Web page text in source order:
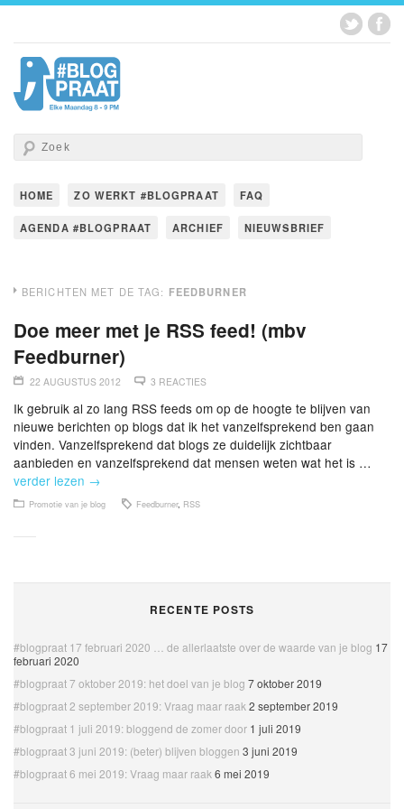
HOME ZO WERKT #BLOGPRAAT FAQ
AGENDA #BLOGPRAAT ARCHIEF NIEUWSBRIEF
BERICHTEN MET DE TAG: FEEDBURNER
Doe meer met je RSS feed! (mbv
Feedburner)
22 AUGUSTUS 2012 3 REACTIES
Ik gebruik al zo lang RSS feeds om op de hoogte te blijven van
nieuwe berichten op blogs dat ik het vanzelfsprekend ben gaan
vinden. Vanzelfsprekend dat blogs ze duidelijk zichtbaar
aanbieden en vanzelfsprekend dat mensen weten wat het is …
verder lezen →
Promotie van je blog Feedburner, RSS
RECENTE POSTS
#blogpraat 17 februari 2020 … de allerlaatste over de waarde van je blog 17
februari 2020
#blogpraat 7 oktober 2019: het doel van je blog 7 oktober 2019
#blogpraat 2 september 2019: Vraag maar raak 2 september 2019
#blogpraat 1 juli 2019: bloggend de zomer door 1 juli 2019
#blogpraat 3 juni 2019: (beter) blijven bloggen 3 juni 2019
#blogpraat 6 mei 2019: Vraag maar raak 6 mei 2019